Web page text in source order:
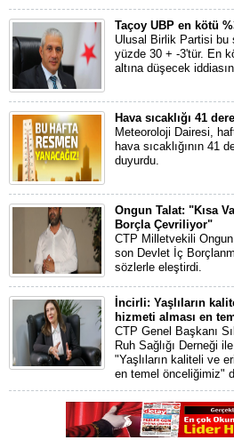
Taçoy UBP en kötü
Ulusal Birlik Partisi bu
yüzde 30 + -3'tür. En
altına düşecek
Hava sıcaklığı 41
Meteoroloji Dairesi,
hava sıcaklığının 41
duyurdu.
Ongun Talat: "Kısa
Borçla Çevriliyor"
CTP Milletvekili Ongun
son Devlet İç
sözlerle eleştirdi.
İncirli: Yaşlıların
hizmeti alması en
CTP Genel Başkanı
Ruh Sağlığı Derneği
"Yaşlıların kaliteli ve
en temel önceliğimiz"